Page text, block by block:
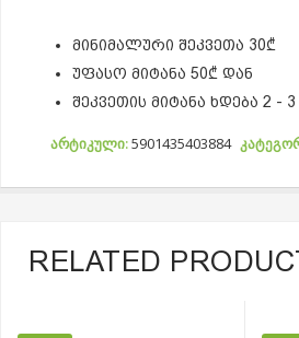
მინიმალური შეკვეთა 30₾
უფასო მიტანა 50₾ დან
შეკვეთის მიტანა ხდება 2 -
არტიკული:5901435403884
RELATED